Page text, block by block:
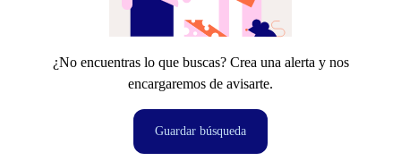
¿No encuentras lo que buscas? Crea una alerta y nos
encargaremos de avisarte.
Guardar búsqueda